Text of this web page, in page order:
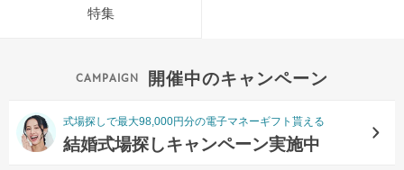
特集
開催中のキャンペーン
式場探しで最大98,000円分の電子マネーギフト貰える
結婚式場探しキャンペーン実施中